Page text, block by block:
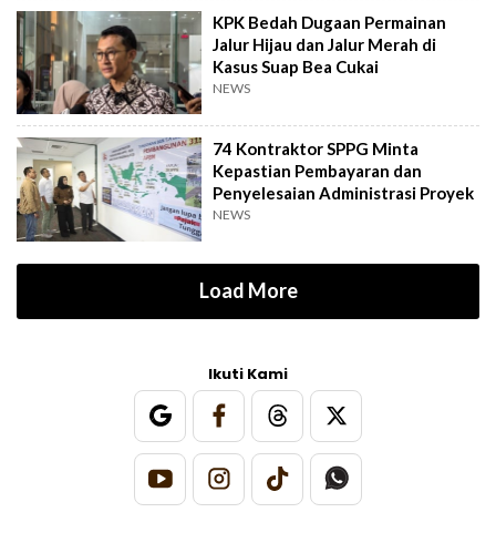
KPK Bedah Dugaan Permainan
Jalur Hijau dan Jalur Merah di
Kasus Suap Bea Cukai
NEWS
74 Kontraktor SPPG Minta
Kepastian Pembayaran dan
Penyelesaian Administrasi Proyek
NEWS
Load More
Ikuti Kami